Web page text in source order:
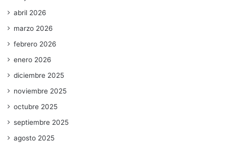
abril 2026
marzo 2026
febrero 2026
enero 2026
diciembre 2025
noviembre 2025
octubre 2025
septiembre 2025
agosto 2025